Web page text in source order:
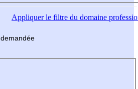
Appliquerle filtre du domaine
demandée